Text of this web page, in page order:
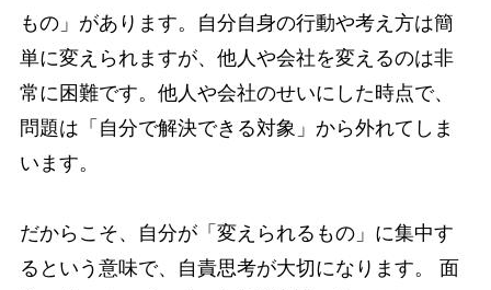
もの」があります。自分自身の行動や考え方は簡
単に変えられますが、他人や会社を変えるのは非
常に困難です。他人や会社のせいにした時点で、
問題は「自分で解決できる対象」から外れてしま
います。
だからこそ、自分が「変えられるもの」に集中す
るという意味で、自責思考が大切になります。 面